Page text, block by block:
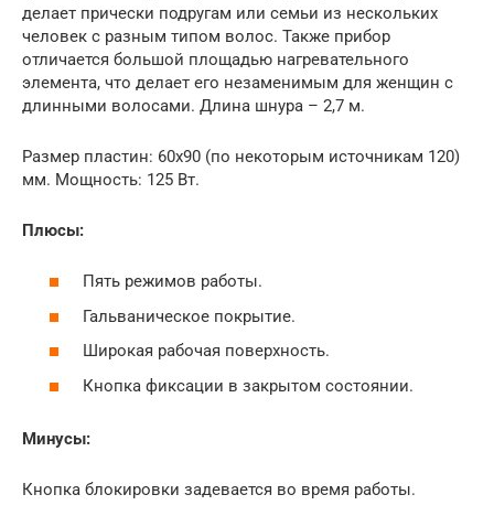
делает прически подругам или семьи из нескольких
человек с разным типом волос. Также прибор
отличается большой площадью нагревательного
элемента, что делает его незаменимым для женщин с
длинными волосами. Длина шнура – 2,7 м.
Размер пластин: 60х90 (по некоторым источникам 120)
мм. Мощность: 125 Вт.
Плюсы:
Пять режимов работы.
Гальваническое покрытие.
Широкая рабочая поверхность.
Кнопка фиксации в закрытом состоянии.
Минусы:
Кнопка блокировки задевается во время работы.